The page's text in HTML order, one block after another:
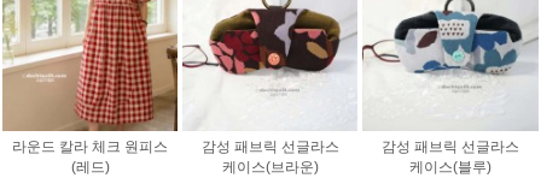
라운드 칼라 체크 원피스
(레드)
감성 패브릭 선글라스
케이스(브라운)
감성 패브릭 선글라스
케이스(블루)